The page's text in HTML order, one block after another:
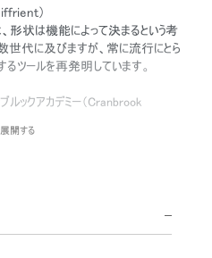
）
、形状は機能によって決まるという考
世代に及びますが、常に流行にとら
ツールを再発明しています。
ルックアカデミー（Cranbrook
時代を超えた美しさを湛えるデザイ
）と協力した初期作品から、ヒュー
開する